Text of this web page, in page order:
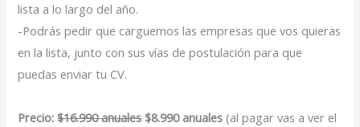
lista a lo largo del año.
-Podrás pedir que carguemos las empresas que vos quieras
en la lista, junto con sus vías de postulación para que
puedas enviar tu CV.
Precio:$16.990 anuales$8.990 anuales (al pagar vas a ver el